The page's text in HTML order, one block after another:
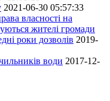
2021-06-30 05:57:33
власності на
жителі громади
роки дозволів 2019-
води 2017-12-